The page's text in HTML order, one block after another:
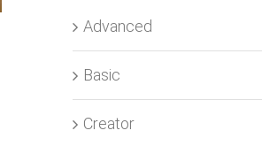
Advanced
Basic
Creator